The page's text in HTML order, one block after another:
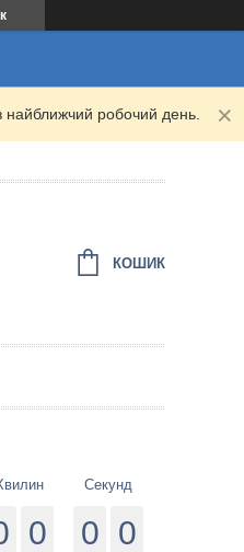
найближчий робочий день.
КОШИК
0
Секунд
0 0